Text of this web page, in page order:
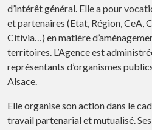
d’intérêt général. Elle a pour
et partenaires (Etat, Région, CeA,
Citivia…) en matière
territoires. L’Agence est
représentants d’organismes
Alsace.
Elle organise son action dans le
travail partenarial et mutualisé.